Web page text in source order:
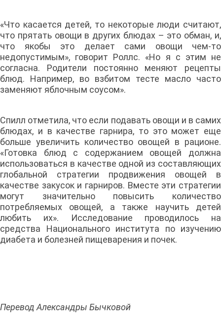
«Что касается детей, то некоторые люди считают,
что прятать овощи в других блюдах – это обман, и,
что якобы это делает сами овощи чем-то
недопустимым», говорит Роллс. «Но я с этим не
согласна. Родители постоянно меняют рецепты
блюд. Например, во взбитом тесте масло часто
заменяют яблочным соусом».
Спилл отметила, что если подавать овощи и в самих
блюдах, и в качестве гарнира, то это может еще
больше увеличить количество овощей в рационе.
«Готовка блюд с содержанием овощей должна
использоваться в качестве одной из составляющих
глобальной стратегии продвижения овощей в
качестве закусок и гарниров. Вместе эти стратегии
могут значительно повысить количество
потребляемых овощей, а также научить детей
любить их». Исследование проводилось на
средства Национального института по изучению
диабета и болезней пищеварения и почек.
Перевод Александры Бычковой